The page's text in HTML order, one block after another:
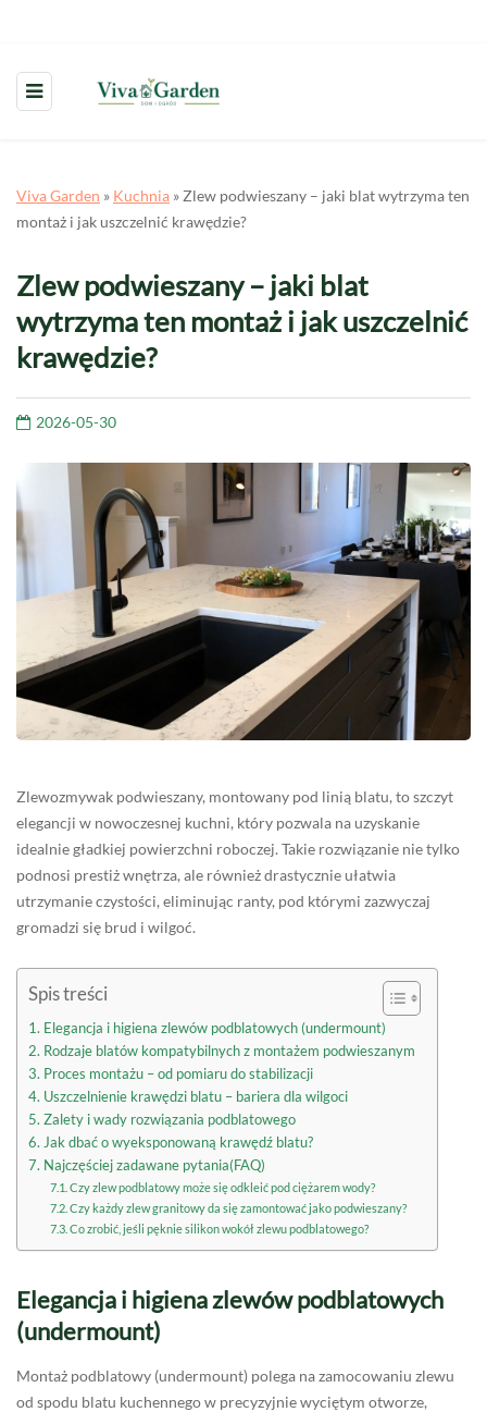
Viva Garden » Kuchnia » Zlew podwieszany – jaki blat wytrzyma ten
montaż i jak uszczelnić krawędzie?
Zlew podwieszany – jaki blat
wytrzyma ten montaż i jak uszczelnić
krawędzie?
2026-05-30
Zlewozmywak podwieszany, montowany pod linią blatu, to szczyt
elegancji w nowoczesnej kuchni, który pozwala na uzyskanie
idealnie gładkiej powierzchni roboczej. Takie rozwiązanie nie tylko
podnosi prestiż wnętrza, ale również drastycznie ułatwia
utrzymanie czystości, eliminując ranty, pod którymi zazwyczaj
gromadzi się brud i wilgoć.
Spis treści
Elegancja i higiena zlewów podblatowych (undermount)
Rodzaje blatów kompatybilnych z montażem podwieszanym
Proces montażu – od pomiaru do stabilizacji
Uszczelnienie krawędzi blatu – bariera dla wilgoci
Zalety i wady rozwiązania podblatowego
Jak dbać o wyeksponowaną krawędź blatu?
Najczęściej zadawane pytania(FAQ)
Czy zlew podblatowy może się odkleić pod ciężarem wody?
Czy każdy zlew granitowy da się zamontować jako podwieszany?
Co zrobić, jeśli pęknie silikon wokół zlewu podblatowego?
Elegancja i higiena zlewów podblatowych
(undermount)
Montaż podblatowy (undermount) polega na zamocowaniu zlewu
od spodu blatu kuchennego w precyzyjnie wyciętym otworze,